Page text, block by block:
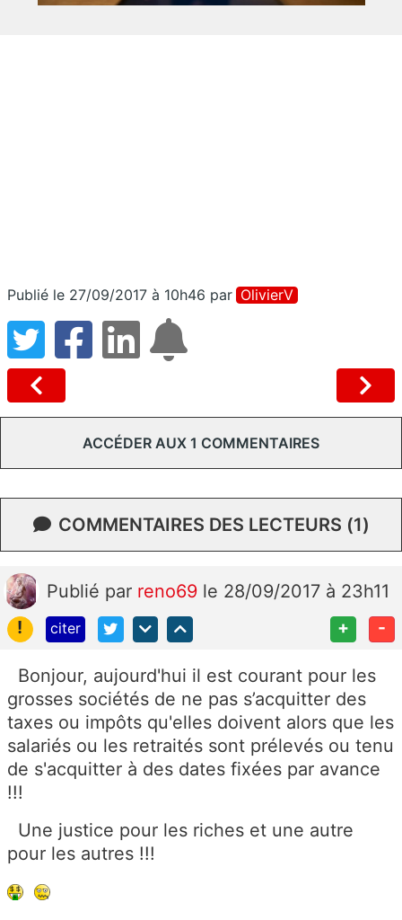
Publié le 27/09/2017 à 10h46 par OlivierV
ACCÉDER AUX 1 COMMENTAIRES
COMMENTAIRES DES LECTEURS (1)
Publié par reno69 le 28/09/2017 à 23h11
!
citer + -
Bonjour, aujourd'hui il est courant pour les
grosses sociétés de ne pas s’acquitter des
taxes ou impôts qu'elles doivent alors que les
salariés ou les retraités sont prélevés ou tenu
de s'acquitter à des dates fixées par avance
!!!
Une justice pour les riches et une autre
pour les autres !!!